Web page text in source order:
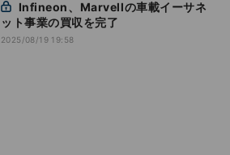
ット事業の買収を完了
2025/08/19 19:58